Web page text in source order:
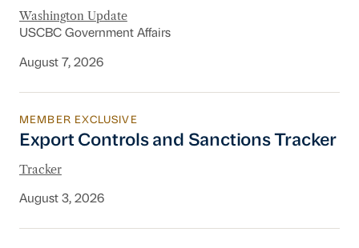
Washington Update
USCBC Government Affairs
August 7, 2026
Export Controls and Sanctions Tracker
MEMBER EXCLUSIVE
Export Controls and Sanctions Tracker
Tracker
August 3, 2026